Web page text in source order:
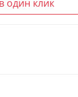
один клик